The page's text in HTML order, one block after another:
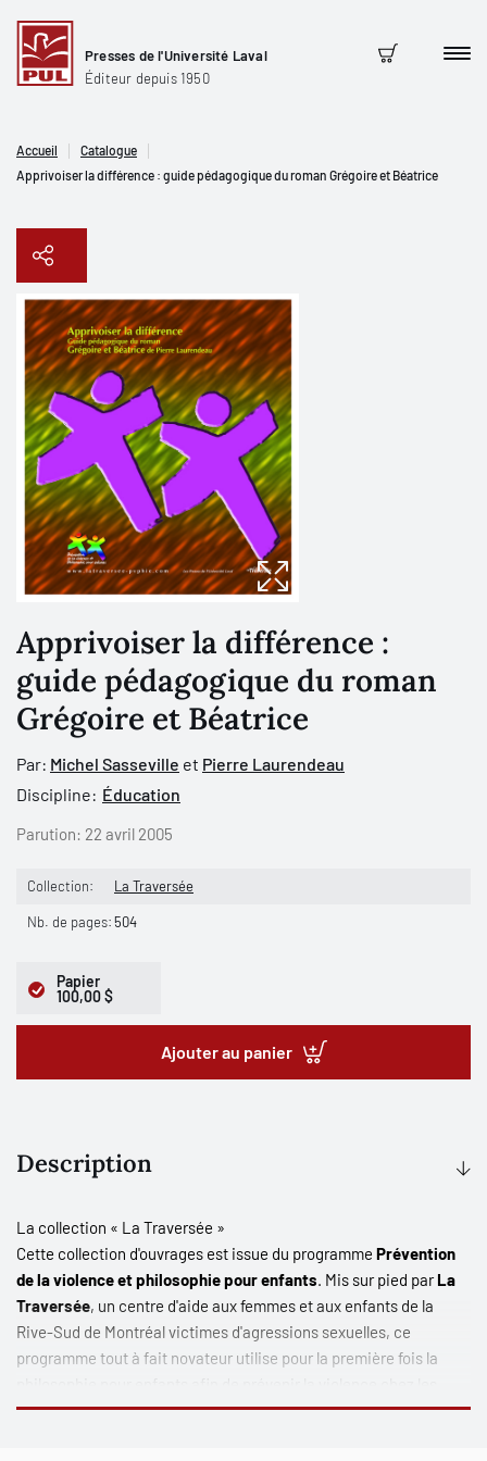
Presses de l'Université Laval
Éditeur depuis 1950
Panier
Accueil
Catalogue
Apprivoiser la différence : guide pédagogique du roman Grégoire et Béatrice
Copier le lien
Apprivoiser la différence :
guide pédagogique du roman
Grégoire et Béatrice
Par: Michel Sasseville et Pierre Laurendeau
Discipline: Éducation
Parution: 22 avril 2005
Collection: La Traversée
Nb. de pages:504
Papier
100,00 $
Ajouter au panier
Description
La collection « La Traversée »
Cette collection d'ouvrages est issue du programme Prévention
de la violence et philosophie pour enfants. Mis sur pied parLa
Traversée, un centre d'aide aux femmes et aux enfants de la
Rive-Sud de Montréal victimes d'agressions sexuelles, ce
programme tout à fait novateur utilise pour la première fois la
jeunes du primaire. Le programme Prévention de la violence et